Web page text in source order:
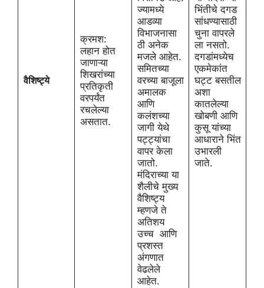
वैशिष्ट्ये
क्रमश:
लहान होत
जाणाऱ्या
शिखरांच्या
प्रतिकृती
वरपर्यंत
रचलेल्या
असतात.
ज्यामध्ये
आडव्या
विभाजनासा
ठी अनेक
मजले आहेत.
समितच्या
वरच्या बाजूला
अमालक
आणि
कलंशच्या
जागी येथे
पट्ट्यांचा
वापर केला
जातो.
मंदिराच्या या
शैलीचे मुख्य
वैशिष्ट्य
म्हणजे ते
अतिशय
उच्च आणि
प्रशस्त
अंगणात
वेढलेले
आहेत.
भिंतीचे दगड
सांधण्यासाठी
चुना वापरले
ला नसतो.
दगडांमध्येच
एकमेकांत
घट्ट बसतील
अशा
कातलेल्या
खोबणी आणि
कुसू यांच्या
आधाराने भिंत
उभारली
जाते.